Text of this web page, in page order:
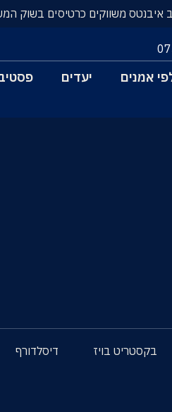
איבנטס משווקים כרטיסים בשוק
אמנים יעדים
בקסטריט בויז דיסלדורף